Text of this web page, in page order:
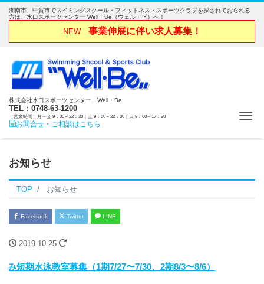
湖南市、甲賀市でスイミングスクール・フィットネス・スポーツクラブを探されておられる
方は、水口スポーツセンター Well・Be（ウェル・ビ）へ！
NEW 事業伸展に伴い求人募集！
株式会社水口スポーツセンター Well・Be
TEL：0748-63-1200
［営業時間］月～金 9：00～22：30｜土 9：00～22：00｜日 9：00～17：30
お問合せ・ご相談はこちら
お知らせ
TOP お知らせ
Facebook Twitter LINE
2019-10-25
み短期水泳教室募集（1期7/27〜7/30、2期8/3〜8/6）